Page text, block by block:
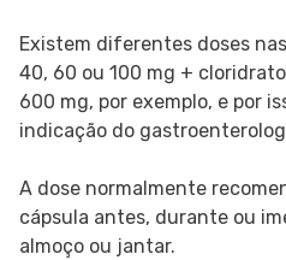
Existem diferentes doses
40, 60 ou 100 mg +
600 mg, por exemplo, e por
indicação do
A dose normalmente
cápsula antes, durante ou
almoço ou jantar.